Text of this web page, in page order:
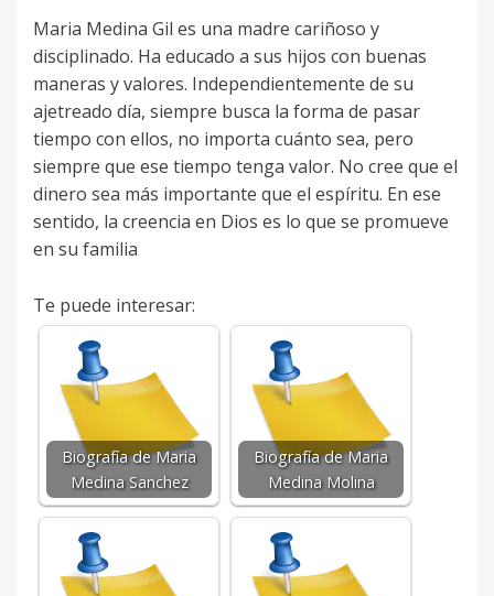
Maria Medina Gil es una madre cariñoso y
disciplinado. Ha educado a sus hijos con buenas
maneras y valores. Independientemente de su
ajetreado día, siempre busca la forma de pasar
tiempo con ellos, no importa cuánto sea, pero
siempre que ese tiempo tenga valor. No cree que el
dinero sea más importante que el espíritu. En ese
sentido, la creencia en Dios es lo que se promueve
en su familia
Te puede interesar:
Biografía de Maria
Medina Sanchez
Biografía de Maria
Medina Molina